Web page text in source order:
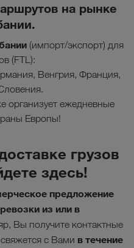
на рынке
(импорт/экспорт) для
(FTL):
Венгрия, Франция,
организует ежедневные
Европы!
грузов
здесь!
предложение
из или в
Вы получите контактные
с Вами в течение